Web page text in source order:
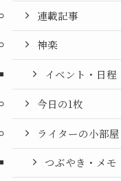
連載記事
神楽
イベント・日程
今日の1枚
ライターの小部屋
つぶやき・メモ